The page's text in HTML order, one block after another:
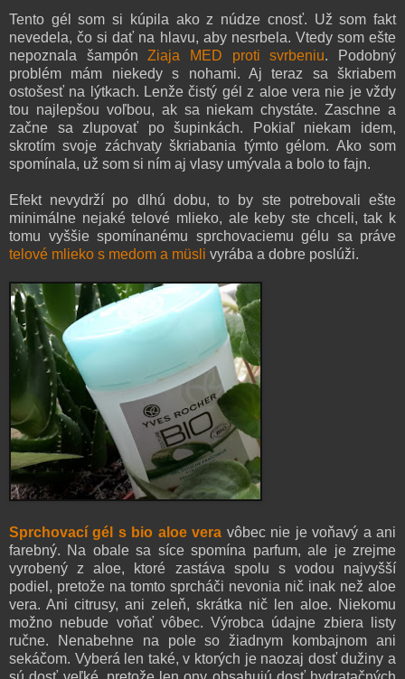
Tento gél som si kúpila ako z núdze cnosť. Už som fakt
nevedela, čo si dať na hlavu, aby nesrbela. Vtedy som ešte
nepoznala šampónZiaja MED proti svrbeniu. Podobný
problém mám niekedy s nohami. Aj teraz sa škriabem
ostošesť na lýtkach. Lenže čistý gél z aloe vera nie je vždy
tou najlepšou voľbou, ak sa niekam chystáte. Zaschne a
začne sa zlupovať po šupinkách. Pokiaľ niekam idem,
skrotím svoje záchvaty škriabania týmto gélom. Ako som
spomínala, už som si ním aj vlasy umývala a bolo to fajn.
Efekt nevydrží po dlhú dobu, to by ste potrebovali ešte
minimálne nejaké telové mlieko, ale keby ste chceli, tak k
tomu vyššie spomínanému sprchovaciemu gélu sa práve
telové mlieko s medom a müsli vyrába a dobre poslúži.
Sprchovací gél s bio aloe vera vôbec nie je voňavý a ani
farebný. Na obale sa síce spomína parfum, ale je zrejme
vyrobený z aloe, ktoré zastáva spolu s vodou najvyšší
podiel, pretože na tomto sprcháči nevonia nič inak než aloe
vera. Ani citrusy, ani zeleň, skrátka nič len aloe. Niekomu
možno nebude voňať vôbec. Výrobca údajne zbiera listy
ručne. Nenabehne na pole so žiadnym kombajnom ani
sekáčom. Vyberá len také, v ktorých je naozaj dosť dužiny a